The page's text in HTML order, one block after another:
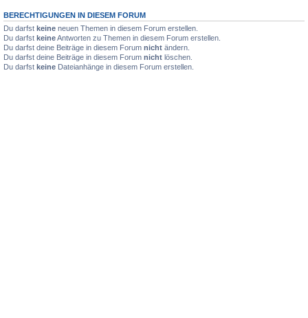
BERECHTIGUNGEN IN DIESEM FORUM
Du darfst keine neuen Themen in diesem Forum erstellen.
Du darfst keineAntworten zu Themen in diesem Forum erstellen.
Du darfst deine Beiträge in diesem Forum nicht ändern.
Du darfst deine Beiträge in diesem Forum nicht löschen.
Du darfst keine Dateianhänge in diesem Forum erstellen.